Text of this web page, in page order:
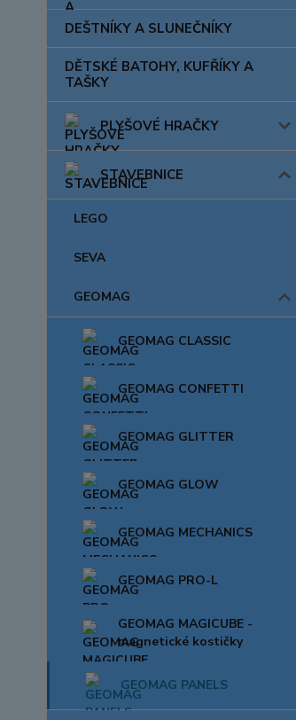
DEŠTNÍKY A SLUNEČNÍKY
DĚTSKÉ BATOHY, KUFŘÍKY A
TAŠKY
PLYŠOVÉ HRAČKY
STAVEBNICE
LEGO
SEVA
GEOMAG
GEOMAG CLASSIC
GEOMAG CONFETTI
GEOMAG GLITTER
GEOMAG GLOW
GEOMAG MECHANICS
GEOMAG PRO-L
GEOMAG MAGICUBE -
magnetické kostičky
GEOMAG PANELS